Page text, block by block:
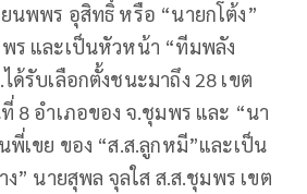
นพพร อุสิทธิ์ หรือ “นายกโต้ง”
ร และเป็นหัวหน้า “ทีมพลัง
ด้รับเลือกตั้งชนะมาถึง 28 เขต
8 อำเภอของ จ.ชุมพร และ “นา
พี่เขย ของ “ส.ส.ลูกหมี”และเป็น
ง” นายสุพล จุลใส ส.ส.ชุมพร เขต